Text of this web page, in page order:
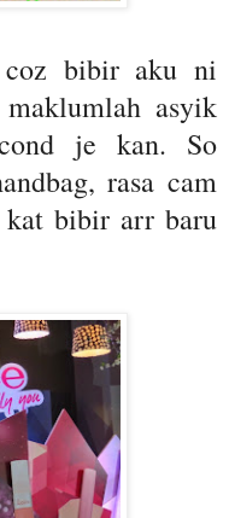
coz bibir aku ni
asyik
je kan. So
rasa cam
kat bibir arr baru